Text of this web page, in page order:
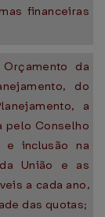
financeiras
da
do
a
pelo Conselho
e inclusão na
União e as
a cada ano,
das quotas;